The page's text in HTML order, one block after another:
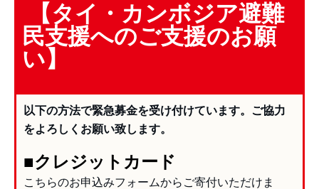
【タイ・カンボジア避難
民支援へのご支援のお願
い】
以下の方法で緊急募金を受け付けています。ご協力
をよろしくお願い致します。
■クレジットカード
こちらのお申込みフォームからご寄付いただけま